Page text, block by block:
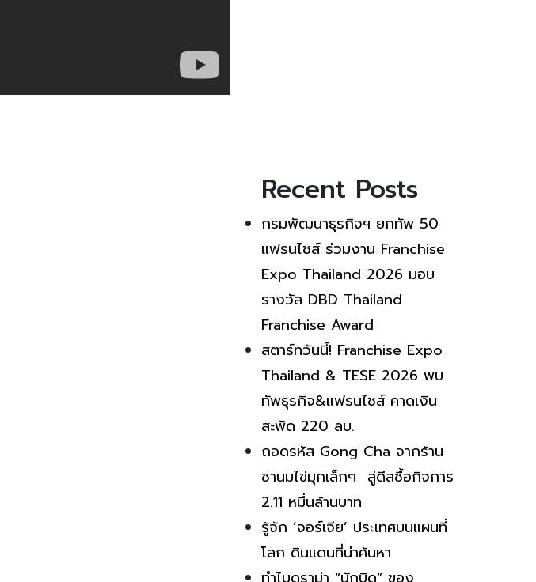
Recent Posts
กรมพัฒนาธุรกิจฯ ยกทัพ 50
แฟรนไชส์ ร่วมงาน Franchise
Expo Thailand 2026 มอบ
รางวัล DBD Thailand
Franchise Award
สตาร์ทวันนี้! Franchise Expo
Thailand & TESE 2026 พบ
ทัพธุรกิจ&แฟรนไชส์ คาดเงิน
สะพัด 220 ลบ.
ถอดรหัส Gong Cha จากร้าน
ชานมไข่มุกเล็กๆ สู่ดีลซื้อกิจการ
2.11 หมื่นล้านบาท
รู้จัก ‘จอร์เจีย’ ประเทศบนแผนที่
โลก ดินแดนที่น่าค้นหา